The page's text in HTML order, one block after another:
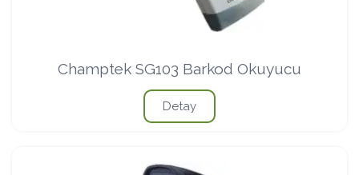
Champtek SG103 Barkod Okuyucu
Detay